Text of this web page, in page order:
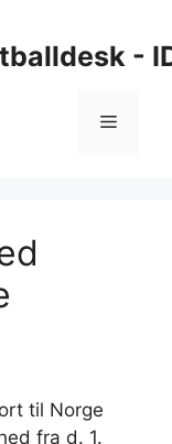
-
Menu
til Norge
fra d. 1.